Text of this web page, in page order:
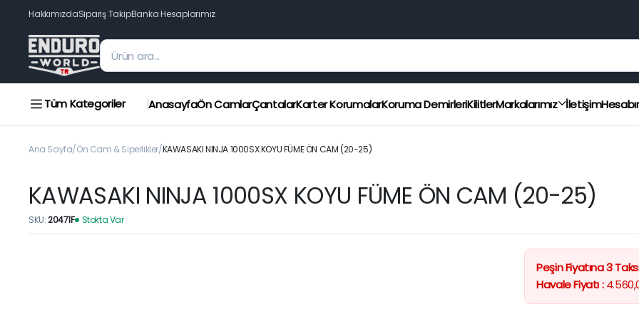
HakkımızdaSipariş TakipBanka Hesaplarımız
Tüm Kategoriler AnasayfaÖn CamlarÇantalarKarter KorumalarKoruma DemirleriKilitlerMarkalarımız İletişim
Ana Sayfa Ön Cam & Siperlikler KAWASAKI NINJA 1000SX KOYU FÜME ÖN CAM (20-25)
KAWASAKI NINJA 1000SX KOYU FÜME ÖN CAM (20-25)
SKU:20471F Stokta Var
Peşin Fiyatına 3
Havale Fiyatı :